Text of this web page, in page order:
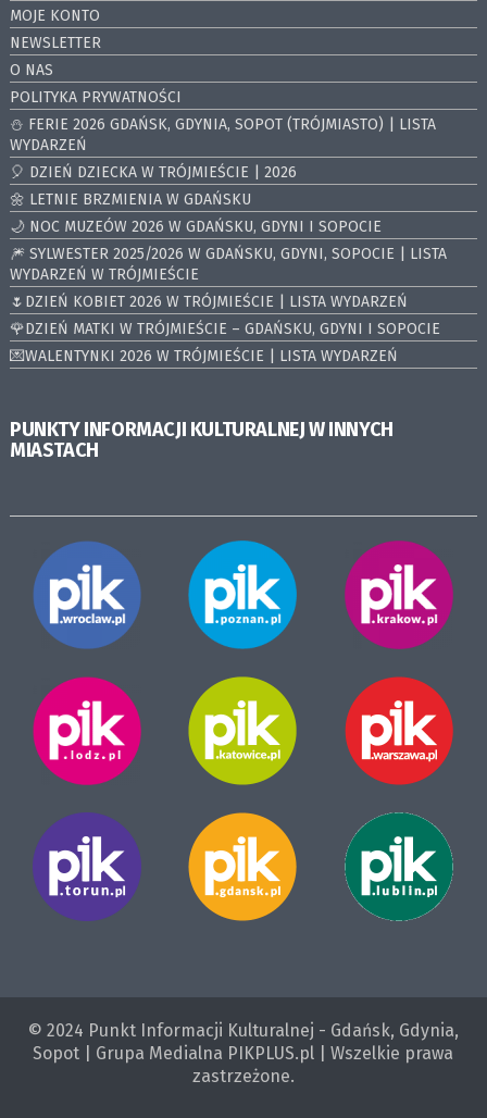
MOJE KONTO
NEWSLETTER
O NAS
POLITYKA PRYWATNOŚCI
⛄️ FERIE 2026 GDAŃSK, GDYNIA, SOPOT (TRÓJMIASTO) | LISTA
WYDARZEŃ
🎈 DZIEŃ DZIECKA W TRÓJMIEŚCIE | 2026
🌼 LETNIE BRZMIENIA W GDAŃSKU
🌙 NOC MUZEÓW 2026 W GDAŃSKU, GDYNI I SOPOCIE
🎆 SYLWESTER 2025/2026 W GDAŃSKU, GDYNI, SOPOCIE | LISTA
WYDARZEŃ W TRÓJMIEŚCIE
🌷DZIEŃ KOBIET 2026 W TRÓJMIEŚCIE | LISTA WYDARZEŃ
🌹DZIEŃ MATKI W TRÓJMIEŚCIE – GDAŃSKU, GDYNI I SOPOCIE
💌WALENTYNKI 2026 W TRÓJMIEŚCIE | LISTA WYDARZEŃ
PUNKTY INFORMACJI KULTURALNEJ W INNYCH
MIASTACH
© 2024 Punkt Informacji Kulturalnej - Gdańsk, Gdynia,
Sopot | Grupa Medialna PIKPLUS.pl | Wszelkie prawa
zastrzeżone.